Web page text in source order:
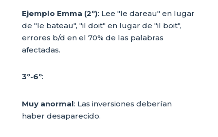
Ejemplo Emma (2º): Lee "le dareau" en lugar
de "le bateau", "il doit" en lugar de "il boit",
errores b/d en el 70% de las palabras
afectadas.
3º-6º:
Muy anormal: Las inversiones deberían
haber desaparecido.